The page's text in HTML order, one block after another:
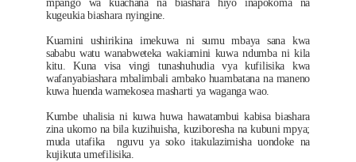
mpango wa kuachana na biashara hiyo inapokoma na
kugeukia biashara nyingine.
Kuamini ushirikina imekuwa ni sumu mbaya sana kwa
sababu watu wanabweteka wakiamini kuwa ndumba ni kila
kitu. Kuna visa vingi tunashuhudia vya kufilisika kwa
wafanyabiashara mbalimbali ambako huambatana na maneno
kuwa huenda wamekosea masharti ya waganga wao.
Kumbe uhalisia ni kuwa huwa hawatambui kabisa biashara
zina ukomo na bila kuzihuisha, kuziboresha na kubuni mpya;
muda utafika nguvu ya soko itakulazimisha uondoke na
kujikuta umefilisika.